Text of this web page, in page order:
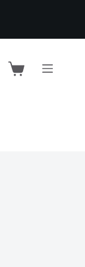
Shopping